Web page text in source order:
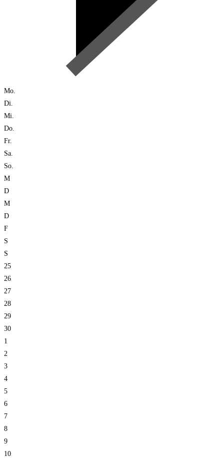
Mo.
Di.
Mi.
Do.
Fr.
Sa.
So.
M
D
M
D
F
S
S
25
26
27
28
29
30
1
2
3
4
5
6
7
8
9
10